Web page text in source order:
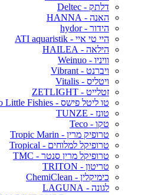
דלתק - Deltec
האנה - HANNA
הידור - hydor
היי טי איי - ATI aquaristik
הילאה - HAILEA
וויניו - Weinuo
ויברנט - Vibrant
ויטליס - Vitalis
זטלייט - ZETLIGHT
טו ליטל פישס - Two Little Fishies
טונז - TUNZE
טקו - Teco
טרופיק מרין - Tropic Marin
טרופיקל למלוחים - Tropical
טרופיקל מרין סנטר - TMC
טריטון - TRITON
כימיקלין - ChemiClean
לגונה - LAGUNA